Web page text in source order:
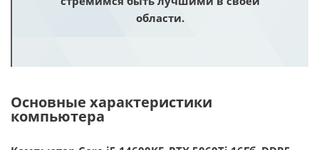
области.
Основные характеристики
компьютера